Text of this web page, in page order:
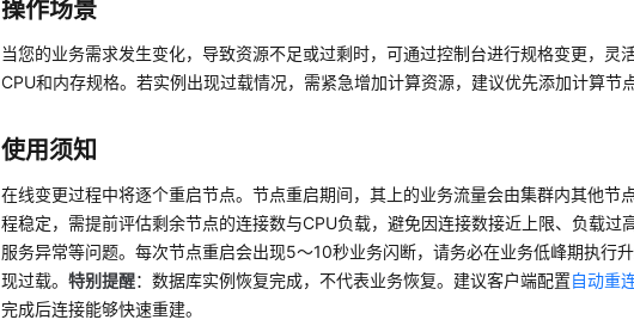
操作场景
当您的业务需求发生变化，导致资源不足或过剩时，可通过控制台进行规格变更，灵
CPU和内存规格。若实例出现过载情况，需紧急增加计算资源，建议优先添加计算节
使用须知
在线变更过程中将逐个重启节点。节点重启期间，其上的业务流量会由集群内其他节
程稳定，需提前评估剩余节点的连接数与CPU负载，避免因连接数接近上限、负载过
服务异常等问题。每次节点重启会出现5～10秒业务闪断，请务必在业务低峰期执行
现过载。特别提醒：数据库实例恢复完成，不代表业务恢复。建议客户端配置自动重
完成后连接能够快速重建。